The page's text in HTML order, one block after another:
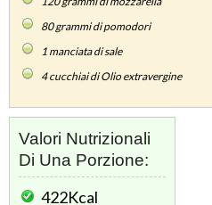
80grammi di pomodori
1 manciata di sale
4cucchiai di Olio extravergine
Valori Nutrizionali
Di Una Porzione:
422Kcal